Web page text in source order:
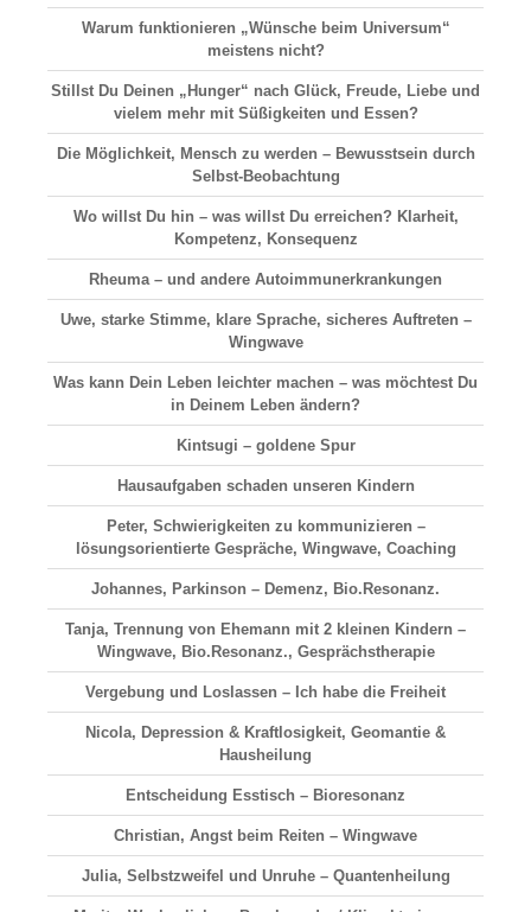
Warum funktionieren „Wünsche beim Universum“
meistens nicht?
Stillst Du Deinen „Hunger“ nach Glück, Freude, Liebe und
vielem mehr mit Süßigkeiten und Essen?
Die Möglichkeit, Mensch zu werden – Bewusstsein durch
Selbst-Beobachtung
Wo willst Du hin – was willst Du erreichen? Klarheit,
Kompetenz, Konsequenz
Rheuma – und andere Autoimmunerkrankungen
Uwe, starke Stimme, klare Sprache, sicheres Auftreten –
Wingwave
Was kann Dein Leben leichter machen – was möchtest Du
in Deinem Leben ändern?
Kintsugi – goldene Spur
Hausaufgaben schaden unseren Kindern
Peter, Schwierigkeiten zu kommunizieren –
lösungsorientierte Gespräche, Wingwave, Coaching
Johannes, Parkinson – Demenz, Bio.Resonanz.
Tanja, Trennung von Ehemann mit 2 kleinen Kindern –
Wingwave, Bio.Resonanz., Gesprächstherapie
Vergebung und Loslassen – Ich habe die Freiheit
Nicola, Depression & Kraftlosigkeit, Geomantie &
Hausheilung
Entscheidung Esstisch – Bioresonanz
Christian, Angst beim Reiten – Wingwave
Julia, Selbstzweifel und Unruhe – Quantenheilung